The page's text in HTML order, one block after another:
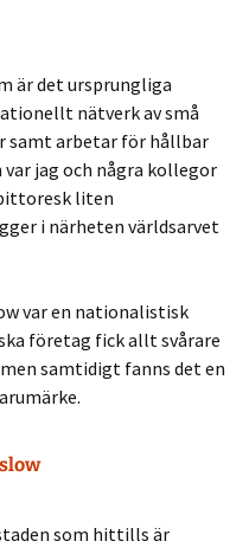
är det ursprungliga
nätverk av små
samt arbetar för hållbar
var jag och några kollegor
liten
i närheten världsarvet
var en nationalistisk
företag fick allt svårare
samtidigt fanns det en
som hittills är